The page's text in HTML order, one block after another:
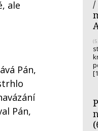
ale
Pán,
Pán,